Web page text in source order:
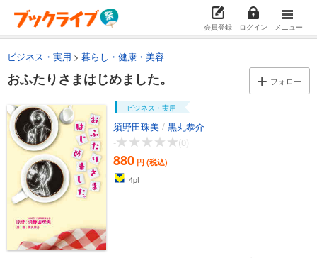
会員登録 ログイン メニュー
ビジネス・実用 暮らし・健康・美容
おふたりさまはじめました。 フォロー
ビジネス・実用
須野田珠美 / 黒丸恭介
-
(0)
880 円 (税込)
4pt